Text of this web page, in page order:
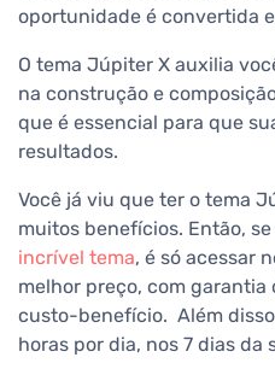
oportunidade é convertida
O tema Júpiter X auxilia
na construção e
que é essencial para que
resultados.
Você já viu que ter o tema
muitos benefícios. Então,
incrível tema, é só acessar
melhor preço, com
custo-benefício. Além
horas por dia, nos 7 dias da